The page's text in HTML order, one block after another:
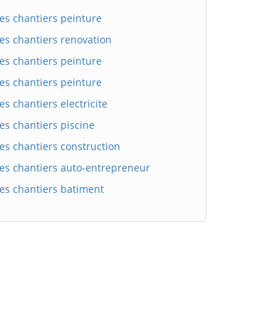
chantiers peinture
chantiers renovation
chantiers peinture
chantiers peinture
chantiers electricite
chantiers piscine
chantiers construction
chantiers auto-entrepreneur
chantiers batiment